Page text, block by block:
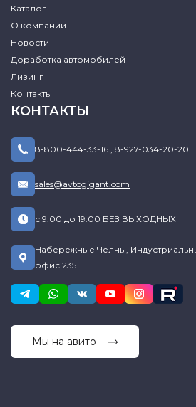
Каталог
О компании
Новости
Доработка автомобилей
Лизинг
Контакты
КОНТАКТЫ
8-800-444-33-16 , 8-927-034-20-20
sales@avtogigant.com
с 9:00 до 19:00 БЕЗ ВЫХОДНЫХ
Набережные Челны,
офис 235
Мы на авито